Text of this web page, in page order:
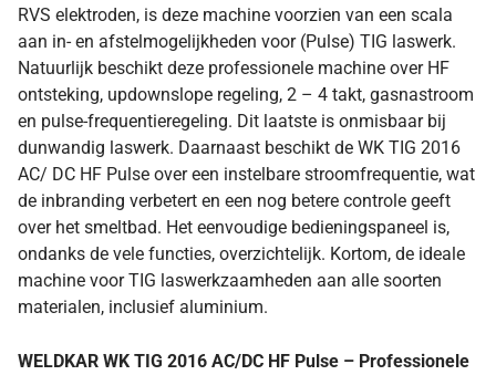
RVS elektroden, is deze machine voorzien van een scala
aan in- en afstelmogelijkheden voor (Pulse) TIG laswerk.
Natuurlijk beschikt deze professionele machine over HF
ontsteking, updownslope regeling, 2 – 4 takt, gasnastroom
en pulse-frequentieregeling. Dit laatste is onmisbaar bij
dunwandig laswerk. Daarnaast beschikt de WK TIG 2016
AC/ DC HF Pulse over een instelbare stroomfrequentie, wat
de inbranding verbetert en een nog betere controle geeft
over het smeltbad. Het eenvoudige bedieningspaneel is,
ondanks de vele functies, overzichtelijk. Kortom, de ideale
machine voor TIG laswerkzaamheden aan alle soorten
materialen, inclusief aluminium.
WELDKAR WK TIG 2016 AC/DC HF Pulse – Professionele